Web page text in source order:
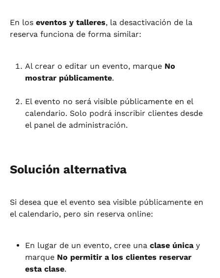
En los eventos y talleres, la desactivación de la
reserva funciona de forma similar:
Al crear o editar un evento, marque No
mostrar públicamente.
El evento no será visible públicamente en el
calendario. Solo podrá inscribir clientes desde
el panel de administración.
Solución alternativa
Si desea que el evento sea visible públicamente en
el calendario, pero sin reserva online:
En lugar de un evento, cree una clase única y
marque No permitir a los clientes reservar
esta clase.